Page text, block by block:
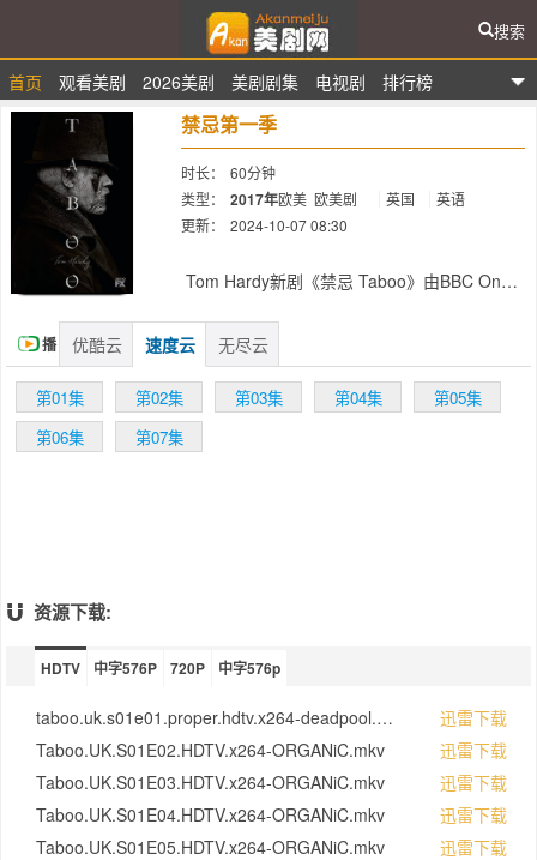
爱看美剧网
首页 观看美剧 2026美剧 美剧剧集 电视剧 排行榜
搜索
禁忌第一季
时长：
60分钟
类型：
2017年欧美 欧美剧 英国
英语
更新：
2024-10-07 08:30
Tom Hardy新剧《禁忌 Taboo》由BBC One
Pryce加盟本剧。本剧是Hardy在《浴血黑帮
Peaky Blinders》和《Locke》之后和Steven
Knight的又一次合作。 Hardy 将在本剧中饰演
James Keziah Delaney，1814年的他发现在
非洲生活十年之后，他父亲留给自己一笔神秘
的遗产；后来被误解他的人带入发动了战争，
播 优酷云 速度云 无尽云
第01集 第02集 第03集 第04集
第05集
第06集
第07集
资源下载:
HDTV 中字576P 720P 中字576p
taboo.uk.s01e01.proper.hdtv.x264-deadpool.mkv
迅雷下载
Taboo.UK.S01E02.HDTV.x264-ORGANiC.mkv
迅雷下载
Taboo.UK.S01E03.HDTV.x264-ORGANiC.mkv
迅雷下载
Taboo.UK.S01E04.HDTV.x264-ORGANiC.mkv
迅雷下载
Taboo.UK.S01E05.HDTV.x264-ORGANiC.mkv
迅雷下载